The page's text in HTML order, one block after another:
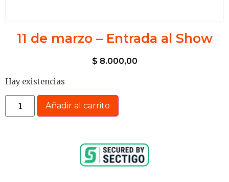
11 de marzo – Entrada al Show
$ 8.000,00
Hay existencias
Añadir al carrito